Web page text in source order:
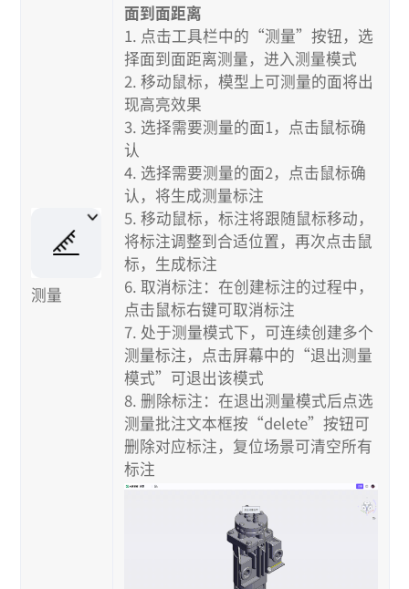
测量
面到面距离
1. 点击工具栏中的“测量”按钮，选
择面到面距离测量，进入测量模式
2. 移动鼠标，模型上可测量的面将出
现高亮效果
3. 选择需要测量的面1，点击鼠标确
认
4. 选择需要测量的面2，点击鼠标确
认，将生成测量标注
5. 移动鼠标，标注将跟随鼠标移动，
将标注调整到合适位置，再次点击鼠
标，生成标注
6. 取消标注：在创建标注的过程中，
点击鼠标右键可取消标注
7. 处于测量模式下，可连续创建多个
测量标注，点击屏幕中的“退出测量
模式”可退出该模式
8. 删除标注：在退出测量模式后点选
测量批注文本框按“delete”按钮可
删除对应标注，复位场景可清空所有
标注